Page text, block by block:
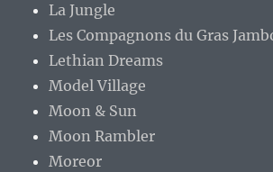
La Jungle
Les Compagnons du Gras
Lethian Dreams
Model Village
Moon & Sun
Moon Rambler
Moreor